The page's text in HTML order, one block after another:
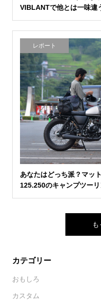
VIBLANTで他とは一味違
レポート
あなたはどっち派？マッ
125.250のキャンプツー
も
カテゴリー
おもしろ
カスタム